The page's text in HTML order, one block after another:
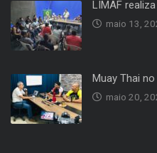
LIMAF
maio 13,
Muay Thai
maio 20,